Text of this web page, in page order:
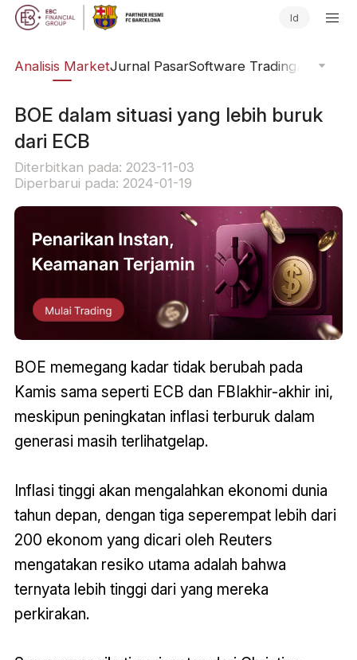
Id
Analisis MarketJurnal PasarSoftware Trading Aliran
BOE dalam situasi yang lebih buruk
dari ECB
Diterbitkan pada: 2023-11-03
Diperbarui pada: 2024-01-19
BOE memegang kadar tidak berubah pada
Kamis sama seperti ECB dan FBIakhir-akhir ini,
meskipun peningkatan inflasi terburuk dalam
generasi masih terlihatgelap.
Inflasi tinggi akan mengalahkan ekonomi dunia
tahun depan, dengan tiga seperempat lebih dari
200 ekonom yang dicari oleh Reuters
mengatakan resiko utama adalah bahwa
ternyata lebih tinggi dari yang mereka
perkirakan.